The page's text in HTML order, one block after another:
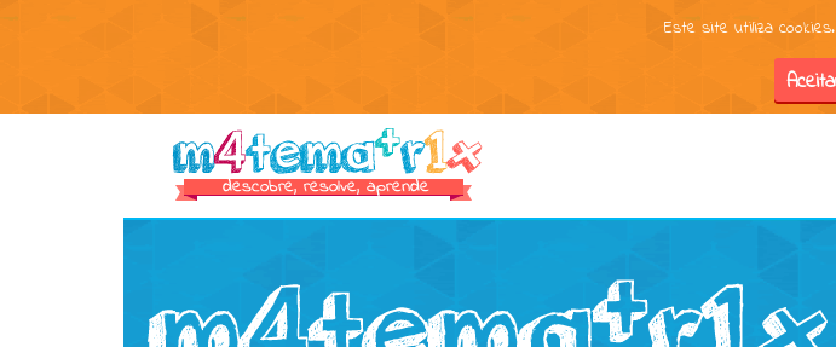
Este site utiliza cookies.